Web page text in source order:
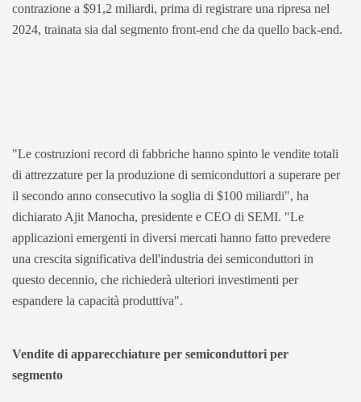
contrazione a $91,2 miliardi, prima di registrare una ripresa nel
2024, trainata sia dal segmento front-end che da quello back-end.
"Le costruzioni record di fabbriche hanno spinto le vendite totali
di attrezzature per la produzione di semiconduttori a superare per
il secondo anno consecutivo la soglia di $100 miliardi", ha
dichiarato Ajit Manocha, presidente e CEO di SEMI. "Le
applicazioni emergenti in diversi mercati hanno fatto prevedere
una crescita significativa dell'industria dei semiconduttori in
questo decennio, che richiederà ulteriori investimenti per
espandere la capacità produttiva".
Vendite di apparecchiature per semiconduttori per
segmento